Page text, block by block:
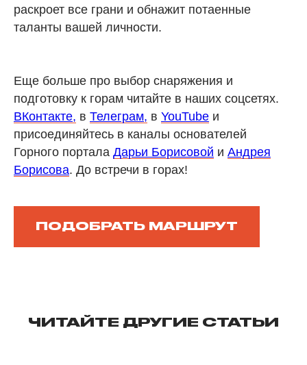
раскроет все грани и обнажит потаенные
таланты вашей личности.
Еще больше про выбор снаряжения и
подготовку к горам читайте в наших соцсетях.
ВКонтакте, в Телеграм, в YouTube и
присоединяйтесь в каналы основателей
Горного портала Дарьи Борисовой и Андрея
Борисова. До встречи в горах!
ПОДОБРАТЬ МАРШРУТ
ЧИТАЙТЕ ДРУГИЕ СТАТЬИ